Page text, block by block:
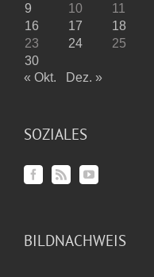
9
10 11
16
17 18
23
24 25
30
« Okt.
Dez. »
SOZIALES
BILDNACHWEIS